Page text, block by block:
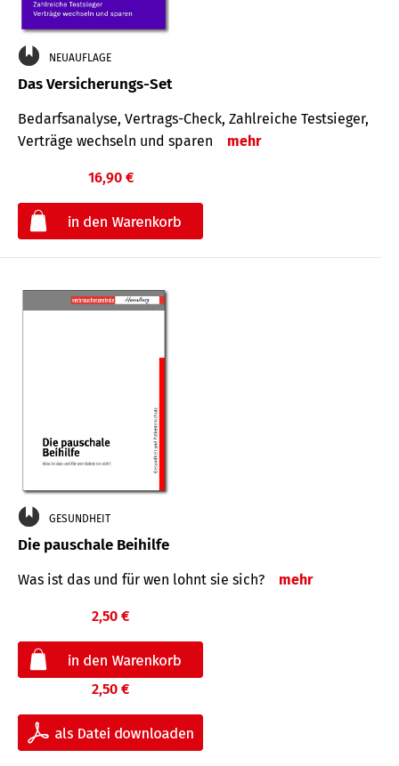
NEUAUFLAGE
Das Versicherungs-Set
Bedarfsanalyse, Vertrags-Check, Zahlreiche Testsieger,
Verträge wechseln und sparen
mehr
16,90 €
GESUNDHEIT
Die pauschale Beihilfe
Was ist das und für wen lohnt sie sich? mehr
2,50 €
2,50 €